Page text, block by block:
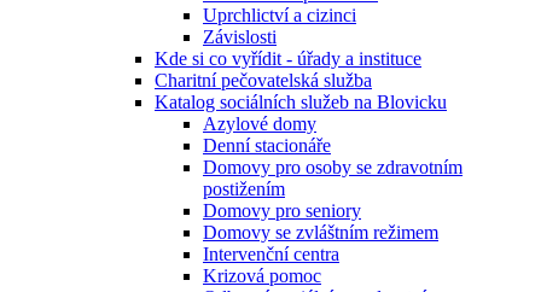
Uprchlictví a cizinci
Závislosti
Kde si co vyřídit - úřady a instituce
Charitní pečovatelská služba
Katalog sociálních služeb na Blovicku
Azylové domy
Denní stacionáře
Domovy pro osoby se zdravotním
postižením
Domovy pro seniory
Domovy se zvláštním režimem
Intervenční centra
Krizová pomoc